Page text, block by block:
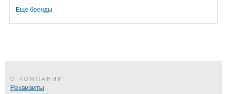
Еще бренды
О КОМПАНИИ
Реквизиты